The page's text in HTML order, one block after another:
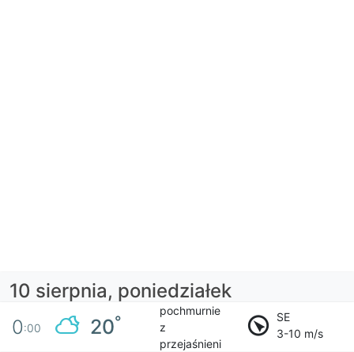
10 sierpnia, poniedziałek
0:00 20°
pochmurnie
z
przejaśnieni
SE
3-10 m/s